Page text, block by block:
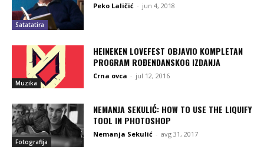
Satatatira
Peko Laličić - jun 4, 2018
Muzika
HEINEKEN LOVEFEST OBJAVIO KOMPLETAN
PROGRAM ROĐENDANSKOG IZDANJA
Crna ovca - jul 12, 2016
Fotografija
NEMANJA SEKULIĆ: HOW TO USE THE LIQUIFY
TOOL IN PHOTOSHOP
Nemanja Sekulić - avg 31, 2017